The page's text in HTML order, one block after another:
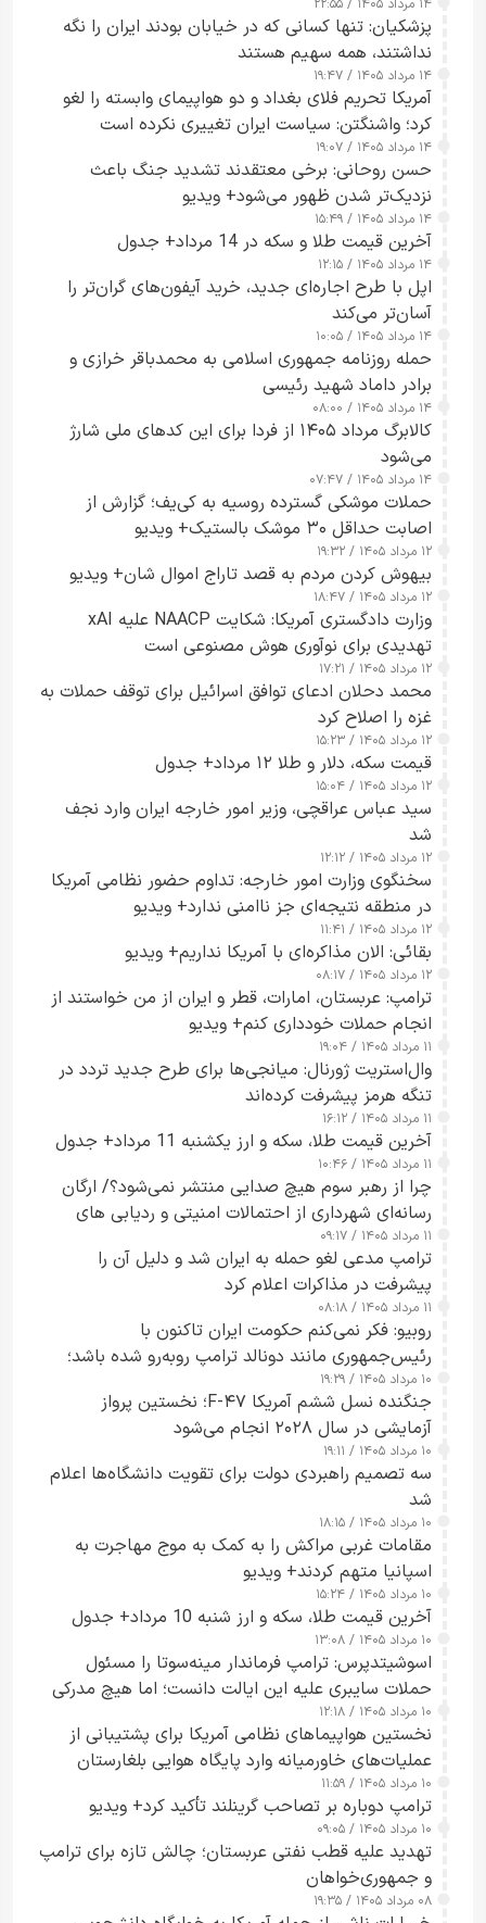
۱۴ مرداد ۱۴۰۵ / ۲۲:۵۵
پزشکیان: تنها کسانی که در خیابان بودند ایران را نگه
نداشتند، همه سهیم هستند
۱۴ مرداد ۱۴۰۵ / ۱۹:۴۷
آمریکا تحریم فلای بغداد و دو هواپیمای وابسته را لغو
کرد؛ واشنگتن: سیاست ایران تغییری نکرده است
۱۴ مرداد ۱۴۰۵ / ۱۹:۰۷
حسن روحانی: برخی معتقدند تشدید جنگ باعث
نزدیک‌تر شدن ظهور می‌شود+ ویدیو
۱۴ مرداد ۱۴۰۵ / ۱۵:۴۹
آخرین قیمت طلا و سکه در 14 مرداد+ جدول
۱۴ مرداد ۱۴۰۵ / ۱۲:۱۵
اپل با طرح اجاره‌ای جدید، خرید آیفون‌های گران‌تر را
آسان‌تر می‌کند
۱۴ مرداد ۱۴۰۵ / ۱۰:۰۵
حمله روزنامه جمهوری اسلامی به محمدباقر خرازی و
برادر داماد شهید رئیسی
۱۴ مرداد ۱۴۰۵ / ۰۸:۰۰
کالابرگ مرداد ۱۴۰۵ از فردا برای این کدهای ملی شارژ
می‌شود
۱۴ مرداد ۱۴۰۵ / ۰۷:۴۷
حملات موشکی گسترده روسیه به کی‌یف؛ گزارش از
اصابت حداقل ۳۰ موشک بالستیک+ ویدیو
۱۲ مرداد ۱۴۰۵ / ۱۹:۳۲
بیهوش کردن مردم به قصد تاراج اموال شان+ ویدیو
۱۲ مرداد ۱۴۰۵ / ۱۸:۴۷
وزارت دادگستری آمریکا: شکایت NAACP علیه xAI
تهدیدی برای نوآوری هوش مصنوعی است
۱۲ مرداد ۱۴۰۵ / ۱۷:۲۱
محمد دحلان ادعای توافق اسرائیل برای توقف حملات به
غزه را اصلاح کرد
۱۲ مرداد ۱۴۰۵ / ۱۵:۲۳
قیمت سکه، دلار و طلا ۱۲ مرداد+ جدول
۱۲ مرداد ۱۴۰۵ / ۱۵:۰۴
سید عباس عراقچی، وزیر امور خارجه ایران وارد نجف
شد
۱۲ مرداد ۱۴۰۵ / ۱۲:۱۲
سخنگوی وزارت امور خارجه: تداوم حضور نظامی آمریکا
در منطقه نتیجه‌ای جز ناامنی ندارد+ ویدیو
۱۲ مرداد ۱۴۰۵ / ۱۱:۴۱
بقائی: الان مذاکره‌ای با آمریکا نداریم+ ویدیو
۱۲ مرداد ۱۴۰۵ / ۰۸:۱۷
ترامپ: عربستان، امارات، قطر و ایران از من خواستند از
انجام حملات خودداری کنم+ ویدیو
۱۱ مرداد ۱۴۰۵ / ۱۹:۰۴
وال‌استریت ژورنال: میانجی‌ها برای طرح جدید تردد در
تنگه هرمز پیشرفت کرده‌اند
۱۱ مرداد ۱۴۰۵ / ۱۶:۱۲
آخرین قیمت طلا، سکه و ارز یکشنبه 11 مرداد+ جدول
۱۱ مرداد ۱۴۰۵ / ۱۰:۴۶
چرا از رهبر سوم هیچ صدایی منتشر نمی‌شود؟/ ارگان
رسانه‌ای شهرداری از احتمالات امنیتی و ردیابی های
جاسوسی گفت
۱۱ مرداد ۱۴۰۵ / ۰۹:۱۷
ترامپ مدعی لغو حمله به ایران شد و دلیل آن را
پیشرفت در مذاکرات اعلام کرد
۱۱ مرداد ۱۴۰۵ / ۰۸:۱۸
روبیو: فکر نمی‌کنم حکومت ایران تاکنون با
رئیس‌جمهوری مانند دونالد ترامپ روبه‌رو شده باشد؛
کسی که واقعاً دست به اقدام می‌زند
۱۰ مرداد ۱۴۰۵ / ۱۹:۲۹
جنگنده نسل ششم آمریکا F-۴۷؛ نخستین پرواز
آزمایشی در سال ۲۰۲۸ انجام می‌شود
۱۰ مرداد ۱۴۰۵ / ۱۹:۱۱
سه تصمیم راهبردی دولت برای تقویت دانشگاه‌ها اعلام
شد
۱۰ مرداد ۱۴۰۵ / ۱۸:۱۵
مقامات غربی مراکش را به کمک به موج مهاجرت به
اسپانیا متهم کردند+ ویدیو
۱۰ مرداد ۱۴۰۵ / ۱۵:۲۴
آخرین قیمت طلا، سکه و ارز شنبه 10 مرداد+ جدول
۱۰ مرداد ۱۴۰۵ / ۱۳:۰۸
اسوشیتدپرس: ترامپ فرماندار مینه‌سوتا را مسئول
حملات سایبری علیه این ایالت دانست؛ اما هیچ مدرکی
ارائه نکرد
۱۰ مرداد ۱۴۰۵ / ۱۲:۱۸
نخستین هواپیماهای نظامی آمریکا برای پشتیبانی از
عملیات‌های خاورمیانه وارد پایگاه هوایی بلغارستان
شدند
۱۰ مرداد ۱۴۰۵ / ۱۱:۵۹
ترامپ دوباره بر تصاحب گرینلند تأکید کرد+ ویدیو
۱۰ مرداد ۱۴۰۵ / ۰۹:۰۵
تهدید علیه قطب نفتی عربستان؛ چالش تازه برای ترامپ
و جمهوری‌خواهان
۰۸ مرداد ۱۴۰۵ / ۱۹:۳۵